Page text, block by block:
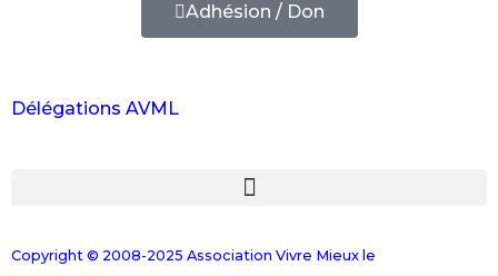
Adhésion / Don
Copyright © 2008-2025 Association Vivre Mieux le
Délégations AVML